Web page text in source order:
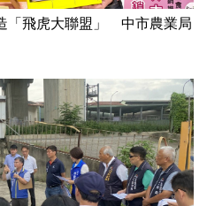
「飛虎大聯盟」 中市農業局